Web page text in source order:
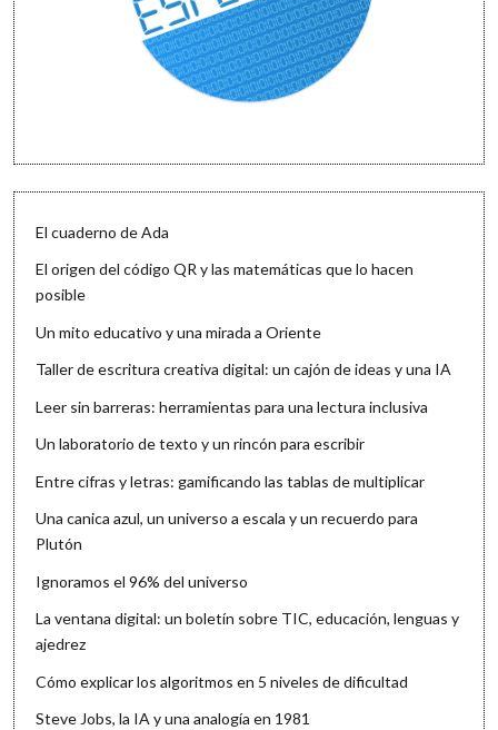
El cuaderno de Ada
El origen del código QR y las matemáticas que lo hacen
posible
Un mito educativo y una mirada a Oriente
Taller de escritura creativa digital: un cajón de ideas y una IA
Leer sin barreras: herramientas para una lectura inclusiva
Un laboratorio de texto y un rincón para escribir
Entre cifras y letras: gamificando las tablas de multiplicar
Una canica azul, un universo a escala y un recuerdo para
Plutón
Ignoramos el 96% del universo
La ventana digital: un boletín sobre TIC, educación, lenguas y
ajedrez
Cómo explicar los algoritmos en 5 niveles de dificultad
Steve Jobs, la IA y una analogía en 1981